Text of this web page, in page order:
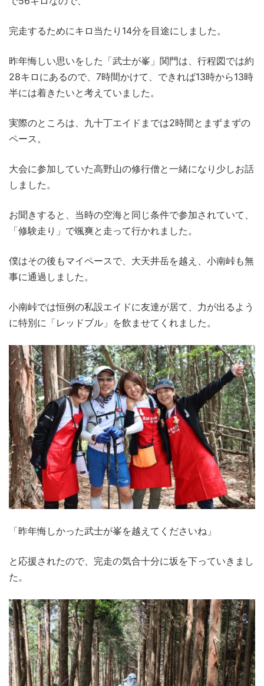
完走するためにキロ当たり14分を目途にしました。
昨年悔しい思いをした「武士が峯」関門は、行程図では約
28キロにあるので、7時間かけて、できれば13時から13時
半には着きたいと考えていました。
実際のところは、九十丁エイドまでは2時間とまずまずの
ペース。
大会に参加していた高野山の修行僧と一緒になり少しお話
しました。
お聞きすると、当時の空海と同じ条件で参加されていて、
「修験走り」で颯爽と走って行かれました。
僕はその後もマイペースで、大天井岳を越え、小南峠も無
事に通過しました。
小南峠では恒例の私設エイドに友達が居て、力が出るよう
に特別に「レッドブル」を飲ませてくれました。
「昨年悔しかった武士が峯を越えてくださいね」
と応援されたので、完走の気合十分に坂を下っていきまし
た。